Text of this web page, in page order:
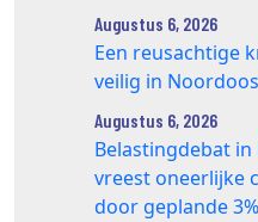
Augustus 6, 2026
Een reusachtige
veilig in
Augustus 6, 2026
Belastingdebat
vreest oneerlijke
door geplande